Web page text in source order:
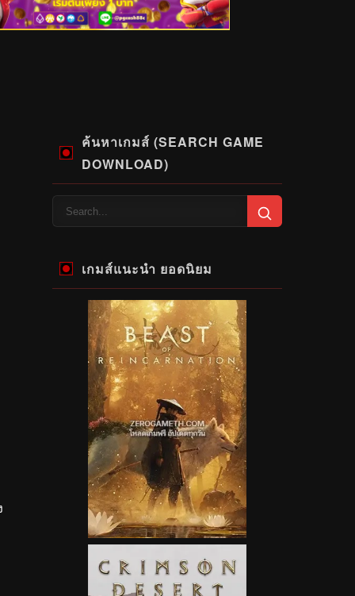
ค้นหาเกมส์ (SEARCH GAME
DOWNLOAD)
เกมส์แนะนำ ยอดนิยม